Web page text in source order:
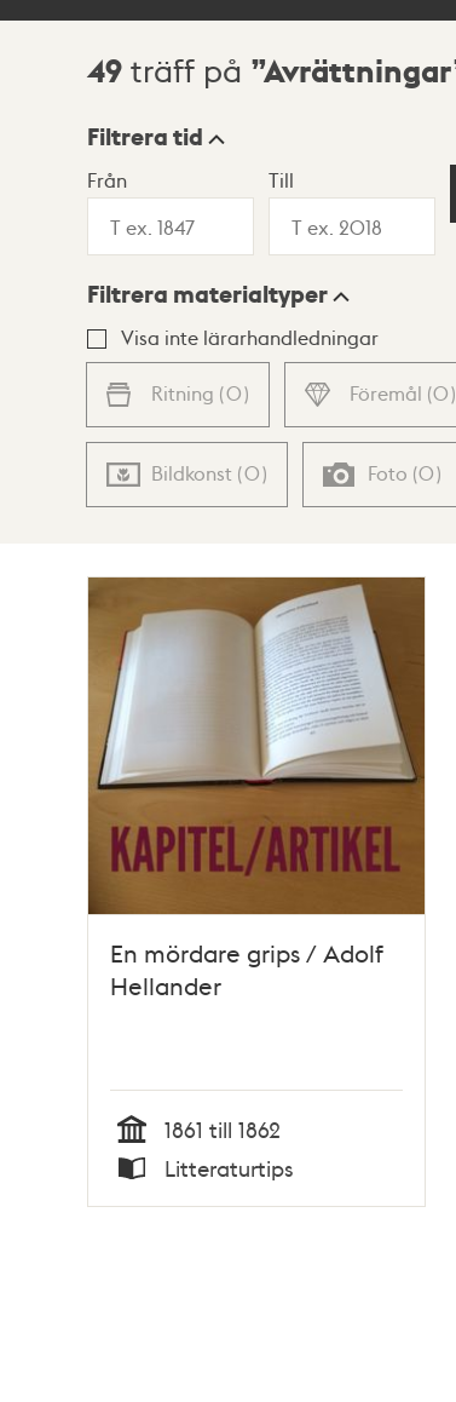
Sökresultat
49 träff på Avrättningar
Visningsläge
Lista Karta
Filtrera tid
Från Till
Filtrera materialtyper
Visa inte lärarhandledningar
Ritning (0) Föremål (0)
Bildkonst (0) Foto (0)
En mördare grips / Adolf
Hellander
Tid
1861 till 1862
Typ
Litteraturtips